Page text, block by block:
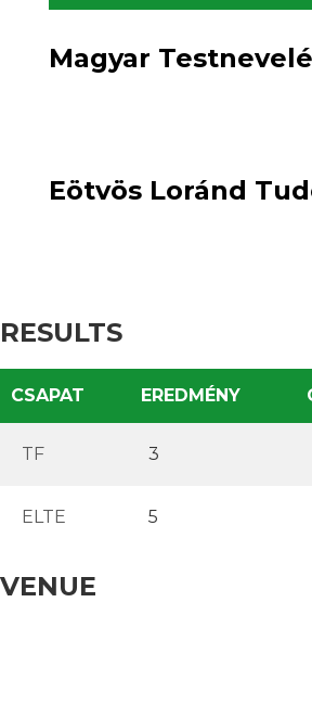
Magyar
Eötvös Loránd
RESULTS
CSAPAT EREDMÉNY
TF 3
ELTE 5
VENUE